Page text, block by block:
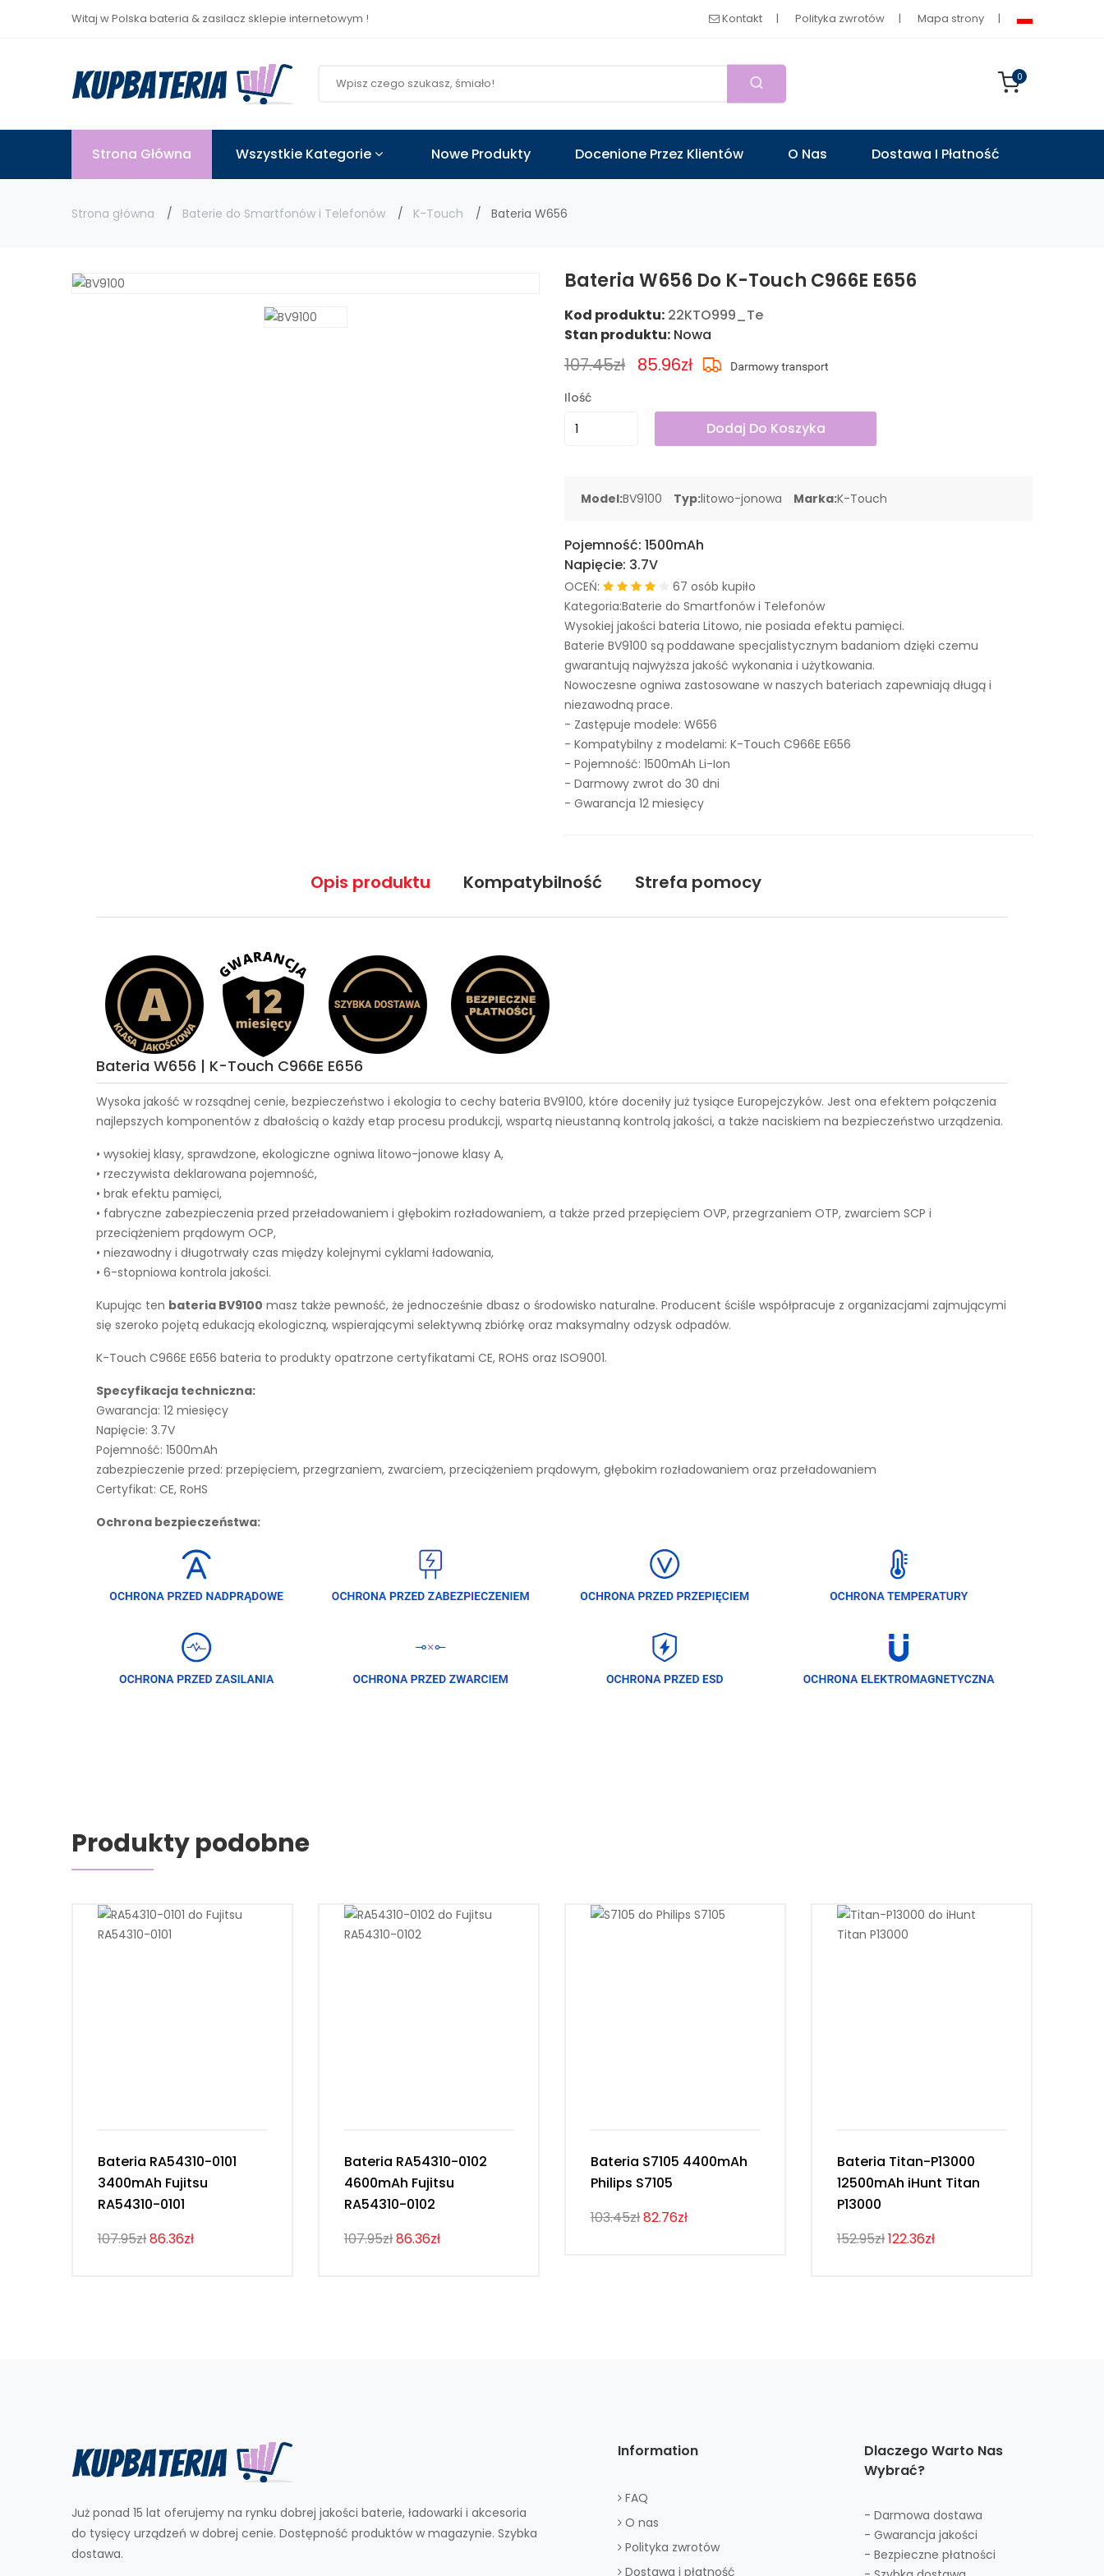
Witaj w Polska bateria & zasilacz sklepie internetowym ! Kontakt Polityka zwrotów Mapa strony
0
Strona Główna Wszystkie Kategorie Nowe Produkty Docenione Przez Klientów O Nas Dostawa I Płatność
Strona główna Baterie do Smartfonów i Telefonów K-Touch Bateria W656
Bateria W656 Do K-Touch C966E E656
Kod produktu: 22KTO999_Te
Stan produktu: Nowa
107.45zł 85.96zł
Ilość
Dodaj Do Koszyka
Model:BV9100 Typ:litowo-jonowa Marka:K-Touch
Pojemność: 1500mAh
Napięcie: 3.7V
OCEŃ:
67 osób kupiło
Kategoria:Baterie do Smartfonów i Telefonów
Wysokiej jakości bateria Litowo, nie posiada efektu pamięci.
Baterie BV9100 są poddawane specjalistycznym badaniom dzięki czemu
gwarantują najwyższa jakość wykonania i użytkowania.
Nowoczesne ogniwa zastosowane w naszych bateriach zapewniają długą i
niezawodną prace.
- Zastępuje modele: W656
- Kompatybilny z modelami: K-Touch C966E E656
- Pojemność: 1500mAh Li-Ion
- Darmowy zwrot do 30 dni
- Gwarancja 12 miesięcy
Opis produktu Kompatybilność Strefa pomocy
Bateria W656 | K-Touch C966E E656
Wysoka jakość w rozsądnej cenie, bezpieczeństwo i ekologia to cechy bateria BV9100, które doceniły już tysiące Europejczyków. Jest ona efektem połączenia
najlepszych komponentów z dbałością o każdy etap procesu produkcji, wspartą nieustanną kontrolą jakości, a także naciskiem na bezpieczeństwo urządzenia.
• wysokiej klasy, sprawdzone, ekologiczne ogniwa litowo-jonowe klasy A,
• rzeczywista deklarowana pojemność,
• brak efektu pamięci,
• fabryczne zabezpieczenia przed przeładowaniem i głębokim rozładowaniem, a także przed przepięciem OVP, przegrzaniem OTP, zwarciem SCP i
przeciążeniem prądowym OCP,
• niezawodny i długotrwały czas między kolejnymi cyklami ładowania,
• 6-stopniowa kontrola jakości.
Kupując ten bateria BV9100 masz także pewność, że jednocześnie dbasz o środowisko naturalne. Producent ściśle współpracuje z organizacjami zajmującymi
się szeroko pojętą edukacją ekologiczną, wspierającymi selektywną zbiórkę oraz maksymalny odzysk odpadów.
K-Touch C966E E656 bateria to produkty opatrzone certyfikatami CE, ROHS oraz ISO9001.
Specyfikacja techniczna:
Gwarancja: 12 miesięcy
Napięcie: 3.7V
Pojemność: 1500mAh
zabezpieczenie przed: przepięciem, przegrzaniem, zwarciem, przeciążeniem prądowym, głębokim rozładowaniem oraz przeładowaniem
Certyfikat: CE, RoHS
Ochrona bezpieczeństwa:
Produkty podobne
Bateria RA54310-0101
3400mAh Fujitsu
RA54310-0101
107.95zł86.36zł
Bateria RA54310-0102
4600mAh Fujitsu
RA54310-0102
107.95zł86.36zł
Bateria S7105 4400mAh
Philips S7105
103.45zł82.76zł
Bateria Titan-P13000
12500mAh iHunt Titan
P13000
152.95zł122.36zł
Już ponad 15 lat oferujemy na rynku dobrej jakości baterie, ładowarki i akcesoria
do tysięcy urządzeń w dobrej cenie. Dostępność produktów w magazynie. Szybka
dostawa.
Information
FAQ
O nas
Polityka zwrotów
Dostawa i płatność
Dlaczego Warto Nas
Wybrać?
- Darmowa dostawa
- Gwarancja jakości
- Bezpieczne płatności